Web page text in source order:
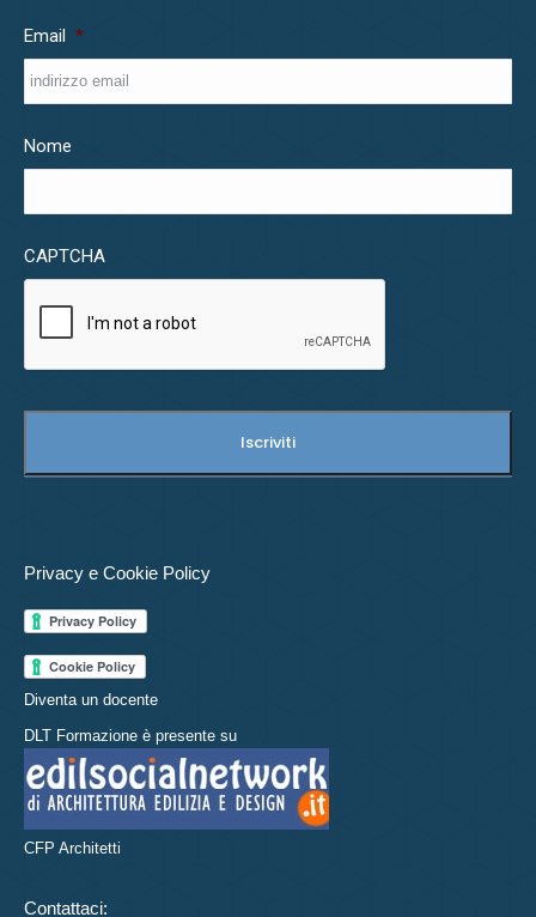
Email *
Nome
CAPTCHA
Privacy e Cookie Policy
Diventa un docente
DLT Formazione è presente su
CFP Architetti
Contattaci: